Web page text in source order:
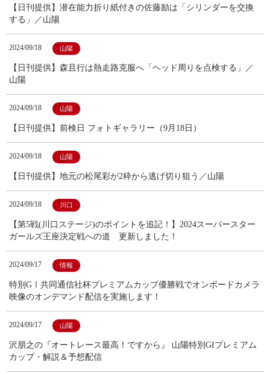
【日刊提供】潜在能力折り紙付きの佐藤励は「シリンダーを交換
する」／山陽
2024/09/18 山陽
【日刊提供】森且行は熱走路克服へ「ヘッド周りを点検する」／
山陽
2024/09/18 山陽
【日刊提供】前検日 フォトギャラリー（9月18日）
2024/09/18 山陽
【日刊提供】地元の松尾彩が2枠から逃げ切り狙う／山陽
2024/09/18 川口
【第5戦(川口ステージ)のポイントを追記！】2024スーパースター
ガールズ王座決定戦への道 更新しました！
2024/09/17 情報
特別GⅠ共同通信社杯プレミアムカップ優勝戦でオンボードカメラ
映像のオンデマンド配信を実施します！
2024/09/17 山陽
沢朋之の『オートレース最高！ですから』 山陽特別GIプレミアム
カップ・解説＆予想配信